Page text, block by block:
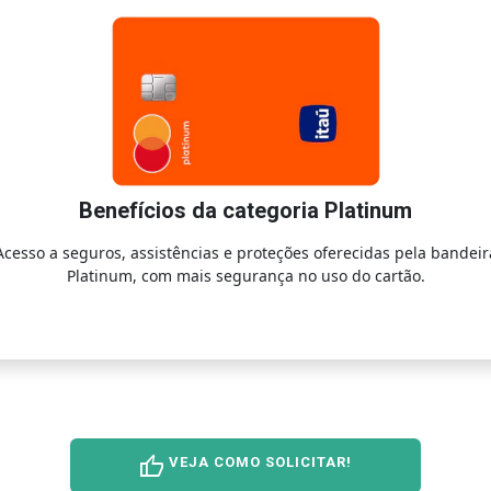
Benefícios da categoria Platinum
a seguros, assistências e proteções oferecidas pela
Platinum, com mais segurança no uso do cartão.
thumb_up VEJA COMO SOLICITAR!